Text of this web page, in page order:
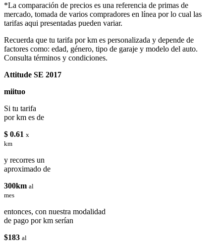
*La comparación de precios es una referencia de primas de
mercado, tomada de varios compradores en línea por lo cual las
tarifas aqui presentadas pueden variar.
Recuerda que tu tarifa por km es personalizada y depende de
factores como: edad, género, tipo de garaje y modelo del auto.
Consulta términos y condiciones.
Attitude SE 2017
miituo
Si tu tarifa
por km es de
$ 0.61 x
km
y recorres un
aproximado de
300km al
mes
entonces, con nuestra modalidad
de pago por km serían
$183 al